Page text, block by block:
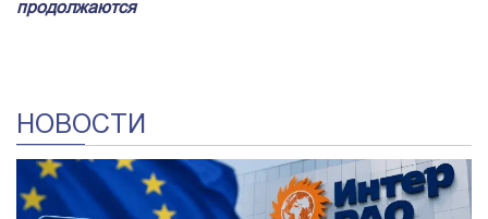
продолжаются
НОВОСТИ